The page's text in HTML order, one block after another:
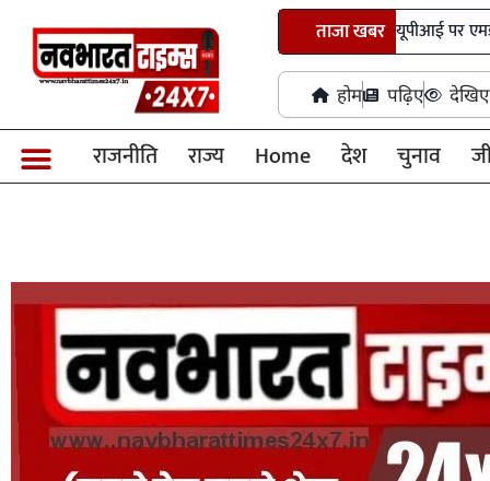
ताजा खबर
लोकसभा से विधेयक पारित, सरकार को यूपीआई पर एमडीआर शुल्क
होम पढ़िए देखिए
राजनीति राज्य Home देश चुनाव